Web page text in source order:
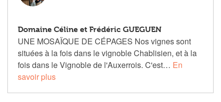
Domaine Céline et Frédéric GUEGUEN
UNE MOSAÏQUE DE CÉPAGES Nos vignes sont
situées à la fois dans le vignoble Chablisien, et à la
fois dans le Vignoble de l'Auxerrois. C'est… En
savoir plus